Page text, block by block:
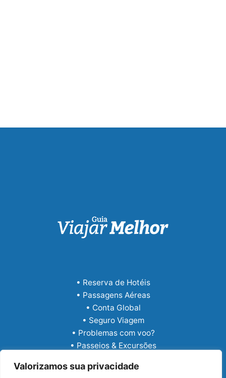
Valorizamos sua privacidade
• Reserva de Hotéis
• Passagens Aéreas
• Conta Global
• Seguro Viagem
• Problemas com voo?
• Passeios & Excursões